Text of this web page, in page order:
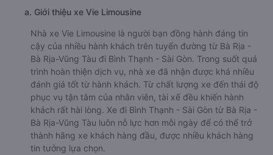
a. Giới thiệu xe Vie Limousine
Nhà xe Vie Limousine là người bạn đồng hành đáng tin
cậy của nhiều hành khách trên tuyến đường từ Bà Rịa -
Bà Rịa-Vũng Tàu đi Bình Thạnh - Sài Gòn. Trong suốt quá
trình hoàn thiện dịch vụ, nhà xe đã nhận được khá nhiều
đánh giá tốt từ hành khách. Từ chất lượng xe đến thái độ
phục vụ tận tâm của nhân viên, tài xế đều khiến hành
khách rất hài lòng. Xe đi Bình Thạnh - Sài Gòn từ Bà Rịa -
Bà Rịa-Vũng Tàu luôn nỗ lực hơn mỗi ngày để có thể trở
thành hãng xe khách hàng đầu, được nhiều khách hàng
tin tưởng lựa chọn.